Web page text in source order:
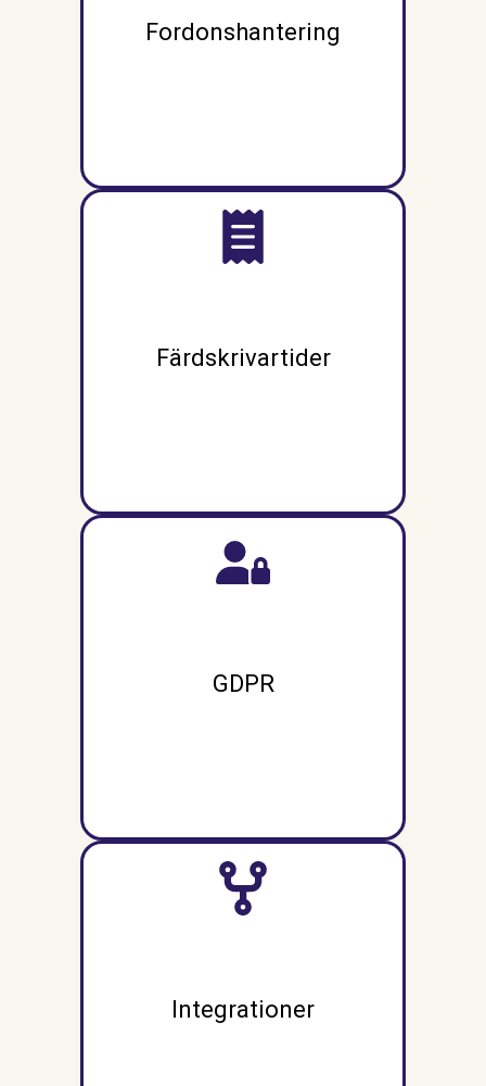
Fordonshantering
Färdskrivartider
GDPR
Integrationer